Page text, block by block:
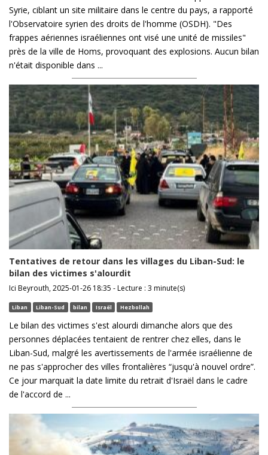
Syrie, ciblant un site militaire dans le centre du pays, a rapporté
l'Observatoire syrien des droits de l'homme (OSDH). "Des
frappes aériennes israéliennes ont visé une unité de missiles"
près de la ville de Homs, provoquant des explosions. Aucun bilan
n'était disponible dans ...
Tentatives de retour dans les villages du Liban-Sud: le
bilan des victimes s'alourdit
Ici Beyrouth, 2025-01-26 18:35 - Lecture : 3 minute(s)
Liban Liban-Sud bilan Israël Hezbollah
Le bilan des victimes s'est alourdi dimanche alors que des
personnes déplacées tentaient de rentrer chez elles, dans le
Liban-Sud, malgré les avertissements de l'armée israélienne de
ne pas s'approcher des villes frontalières “jusqu'à nouvel ordre”.
Ce jour marquait la date limite du retrait d'Israël dans le cadre
de l'accord de ...